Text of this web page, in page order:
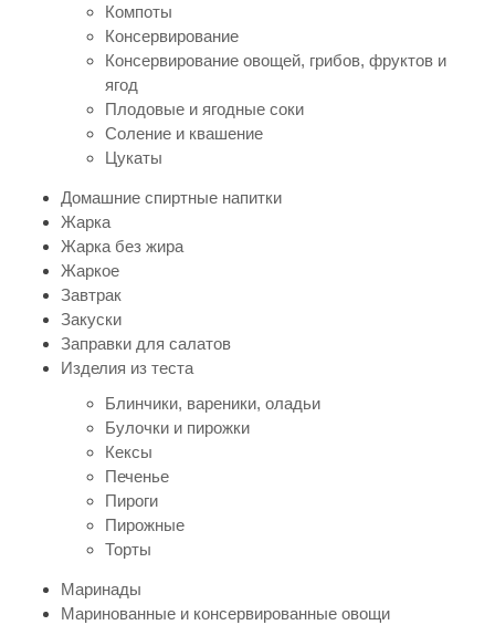
Компоты
Консервирование
Консервирование овощей, грибов, фруктов и
ягод
Плодовые и ягодные соки
Соление и квашение
Цукаты
Домашние спиртные напитки
Жарка
Жарка без жира
Жаркое
Завтрак
Закуски
Заправки для салатов
Изделия из теста
Блинчики, вареники, оладьи
Булочки и пирожки
Кексы
Печенье
Пироги
Пирожные
Торты
Маринады
Маринованные и консервированные овощи